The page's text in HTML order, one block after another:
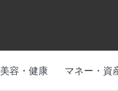
美容・健康 マネー・資